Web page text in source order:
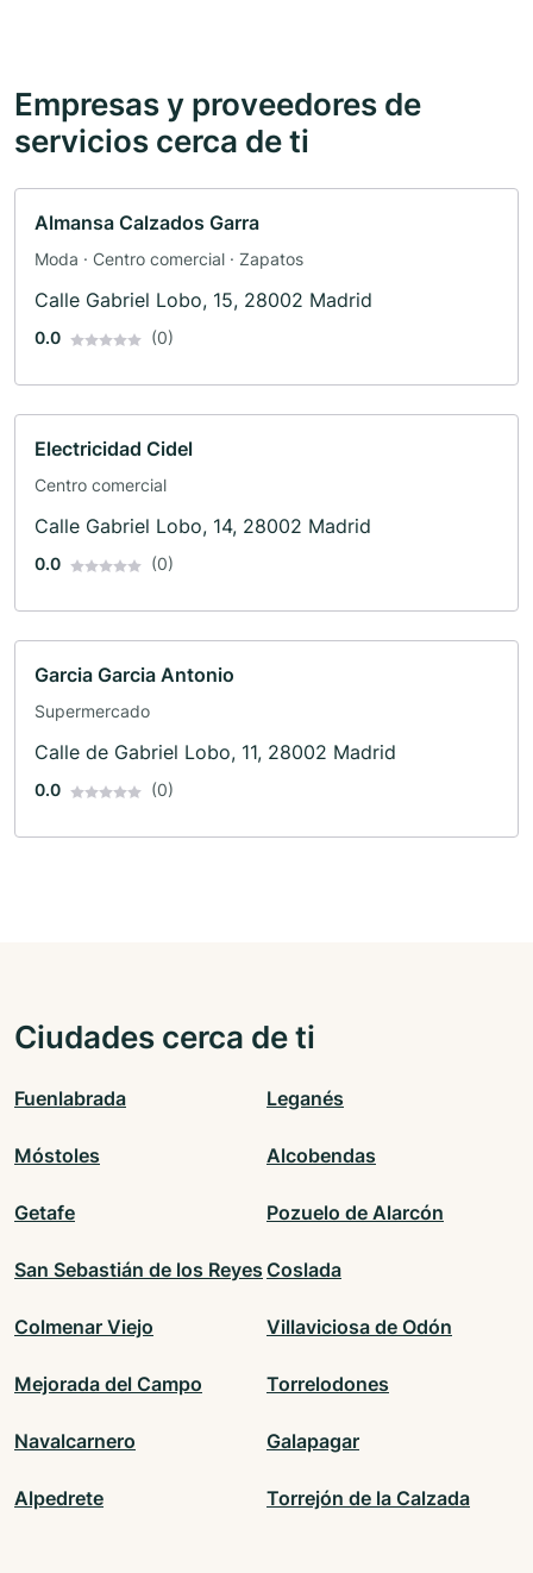
Empresas y proveedores de
servicios cerca de ti
Almansa Calzados Garra
Moda · Centro comercial · Zapatos
Calle Gabriel Lobo, 15, 28002 Madrid
0.0 (0)
Electricidad Cidel
Centro comercial
Calle Gabriel Lobo, 14, 28002 Madrid
0.0 (0)
Garcia Garcia Antonio
Supermercado
Calle de Gabriel Lobo, 11, 28002 Madrid
0.0 (0)
Ciudades cerca de ti
Fuenlabrada Leganés
Móstoles Alcobendas
Getafe Pozuelo de Alarcón
San Sebastián de los Reyes Coslada
Colmenar Viejo Villaviciosa de Odón
Mejorada del Campo Torrelodones
Navalcarnero Galapagar
Alpedrete Torrejón de la Calzada